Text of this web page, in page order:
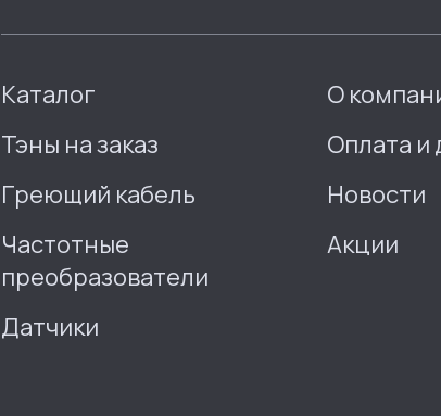
Каталог
Тэны на заказ
Греющий кабель
Частотные
преобразователи
Датчики
О
Оплата и
Новости
Акции